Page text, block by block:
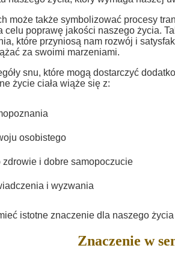
może także symbolizować procesy
celu poprawę jakości naszego życia.
które przyniosą nam rozwój i
za swoimi marzeniami.
snu, które mogą dostarczyć
życie ciała wiąże się z:
osobistego
i dobre samopoczucie
i wyzwania
istotne znaczenie dla naszego
Znaczenie w